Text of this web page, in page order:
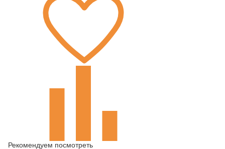
Рекомендуем посмотреть